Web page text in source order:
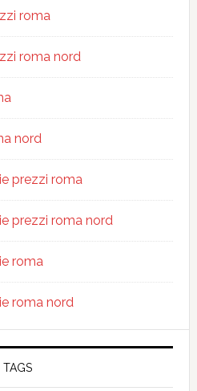
roma
roma nord
nord
prezzi roma
prezzi roma nord
roma
roma nord
TAGS